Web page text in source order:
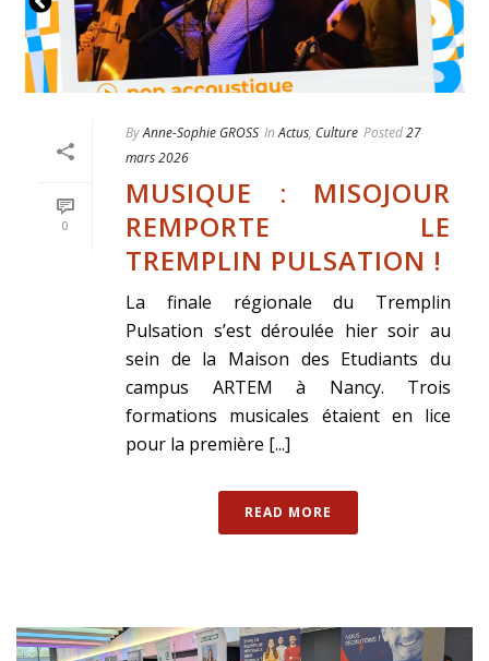
0
ByAnne-Sophie GROSS In Actus, Culture Posted27
mars 2026
MUSIQUE : MISOJOUR
REMPORTE LE
TREMPLIN PULSATION !
La finale régionale du Tremplin
Pulsation s’est déroulée hier soir au
sein de la Maison des Etudiants du
campus ARTEM à Nancy. Trois
formations musicales étaient en lice
pour la première [...]
READ MORE